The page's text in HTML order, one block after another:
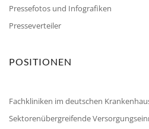
Pressefotos und Infografiken
Presseverteiler
POSITIONEN
Fachkliniken im deutschen
Sektorenübergreifende